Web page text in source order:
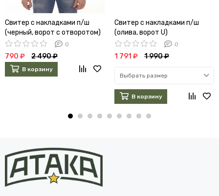
Свитер с накладками п/ш
(черный, ворот с отворотом)
0
790 ₽ 2 490 ₽
В корзину
Свитер с накладками п/ш
(олива, ворот U)
0
1 791 ₽ 1 990 ₽
Выбрать размер
В корзину